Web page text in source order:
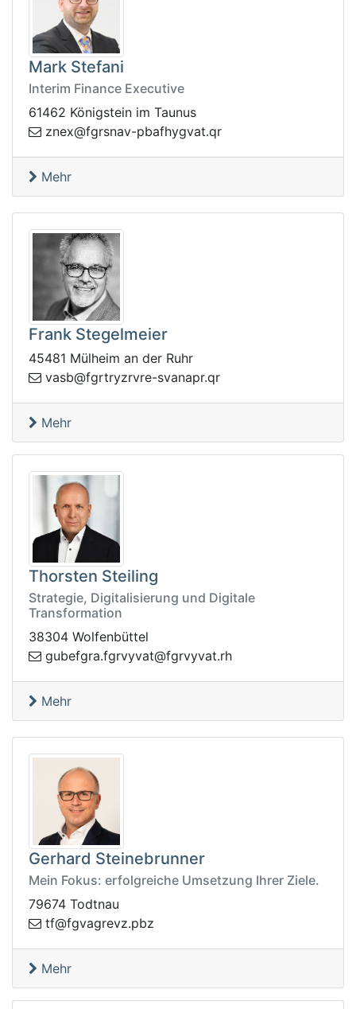
Mark Stefani
Interim Finance Executive
61462 Königstein im Taunus
rq.tavg
yhfabp-vansrgf@xenz
Mehr
Frank Stegelmeier
45481 Mülheim an der Ruhr
rq.rpanavs-ervrzyrtrgf@bsav
Mehr
Thorsten Steiling
Strategie, Digitalisierung und Digitale
Transformation
38304 Wolfenbüttel
hr.tavyvrgf@tavyvrgf.argfebug
Mehr
Gerhard Steinebrunner
Mein Fokus: erfolgreiche Umsetzung Ihrer Ziele.
79674 Todtnau
zbp.zv
ergavgf@ft
Mehr